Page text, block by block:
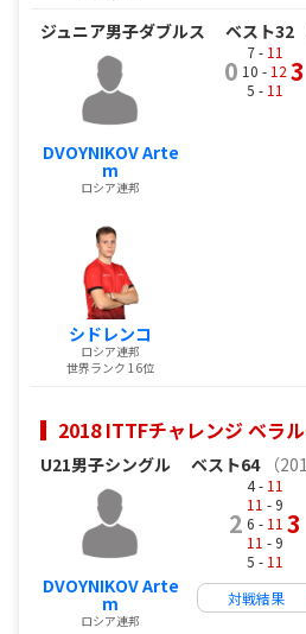
ジュニア男子ダブルス ベスト32
DVOYNIKOV Arte
m
ロシア連邦
シドレンコ
ロシア連邦
世界ランク 16位
0
7 - 11
10 - 12
5 - 11
3
2018 ITTFチャレンジ ベラ
U21男子シングル ベスト64 （
DVOYNIKOV Arte
m
ロシア連邦
2
4 - 11
11 - 9
6 - 11
11 - 9
5 - 11
3
対戦結果